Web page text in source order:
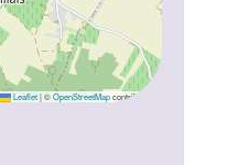
Leaflet |©OpenStreetMapcontributors